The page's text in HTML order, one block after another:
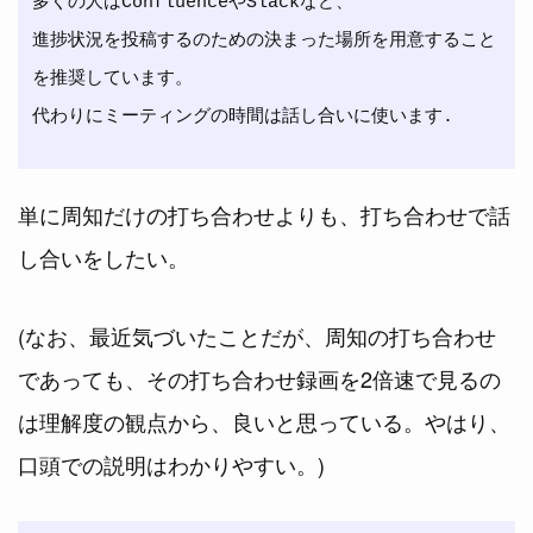
進捗状況を投稿するのための決まった場所を用意すること
を推奨しています。
単に周知だけの打ち合わせよりも、打ち合わせで話
し合いをしたい。
(なお、最近気づいたことだが、周知の打ち合わせ
であっても、その打ち合わせ録画を2倍速で見るの
は理解度の観点から、良いと思っている。やはり、
口頭での説明はわかりやすい。)